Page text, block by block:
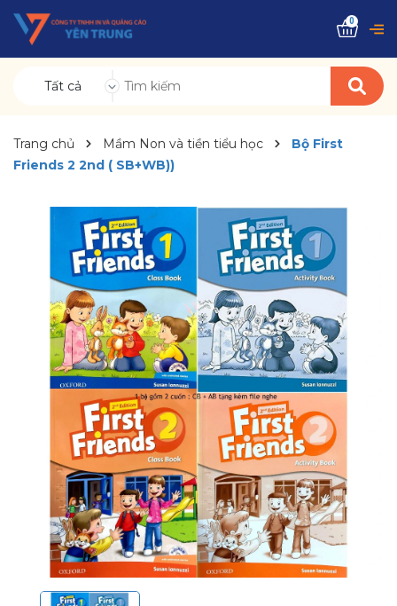
Tất cả
0
Trang chủ Mầm Non và tiền tiểu học
Bộ First
Friends 2 2nd ( SB+WB))